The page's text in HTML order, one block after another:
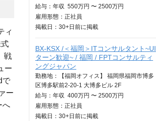
ィ
戦
ー
で
ー
へ
給与： 年収 550万円 〜 2500万円
雇用形態：正社員
掲載日： 30+日 前に掲載
BX-KSX /＜福岡＞ITコンサルタント~UI
ターン歓迎~ / 福岡 / FPTコンサルティ
ングジャパン
勤務地：【福岡オフィス】 福岡県福岡市博多
区博多駅前2-20-1 大博多ビル 2F
給与： 年収 400万円 〜 2500万円
雇用形態：正社員
掲載日： 30+日 前に掲載